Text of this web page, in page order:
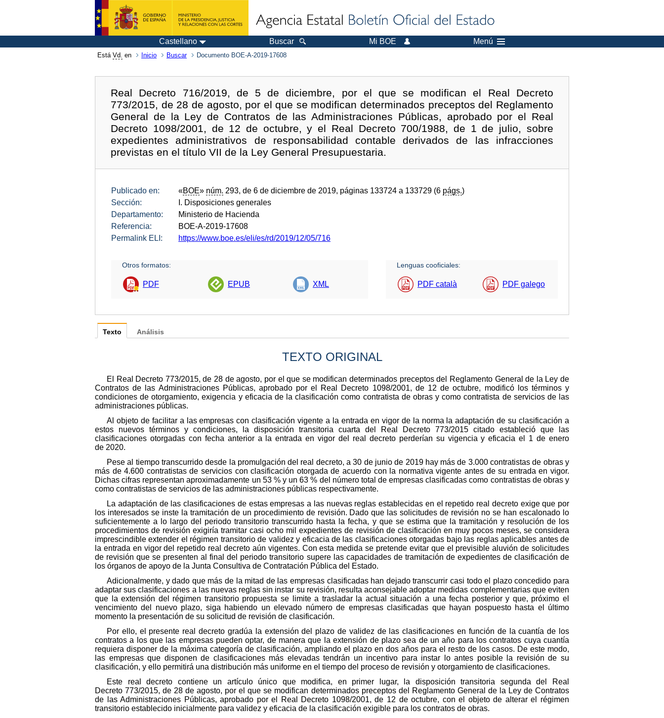
Castellano Buscar Mi BOE Menú
Está Vd. en Inicio Buscar Documento BOE-A-2019-17608
Real Decreto 716/2019, de 5 de diciembre, por el que se modifican el Real Decreto
773/2015, de 28 de agosto, por el que se modifican determinados preceptos del Reglamento
General de la Ley de Contratos de las Administraciones Públicas, aprobado por el Real
Decreto 1098/2001, de 12 de octubre, y el Real Decreto 700/1988, de 1 de julio, sobre
expedientes administrativos de responsabilidad contable derivados de las infracciones
previstas en el título VII de la Ley General Presupuestaria.
Publicado en: «BOE» núm. 293, de 6 de diciembre de 2019, páginas 133724 a 133729 (6 págs.)
Sección:
I. Disposiciones generales
Departamento:
Ministerio de Hacienda
Referencia:
BOE-A-2019-17608
Permalink ELI:
https://www.boe.es/eli/es/rd/2019/12/05/716
Otros formatos:
PDF EPUB XML
Lenguas cooficiales:
PDF català PDF galego
Texto
TEXTO ORIGINAL
El Real Decreto 773/2015, de 28 de agosto, por el que se modifican determinados preceptos del Reglamento General de la Ley de
Contratos de las Administraciones Públicas, aprobado por el Real Decreto 1098/2001, de 12 de octubre, modificó los términos y
condiciones de otorgamiento, exigencia y eficacia de la clasificación como contratista de obras y como contratista de servicios de las
administraciones públicas.
Al objeto de facilitar a las empresas con clasificación vigente a la entrada en vigor de la norma la adaptación de su clasificación a
estos nuevos términos y condiciones, la disposición transitoria cuarta del Real Decreto 773/2015 citado estableció que las
clasificaciones otorgadas con fecha anterior a la entrada en vigor del real decreto perderían su vigencia y eficacia el 1 de enero
de 2020.
Pese al tiempo transcurrido desde la promulgación del real decreto, a 30 de junio de 2019 hay más de 3.000 contratistas de obras y
más de 4.600 contratistas de servicios con clasificación otorgada de acuerdo con la normativa vigente antes de su entrada en vigor.
Dichas cifras representan aproximadamente un 53 % y un 63 % del número total de empresas clasificadas como contratistas de obras y
como contratistas de servicios de las administraciones públicas respectivamente.
La adaptación de las clasificaciones de estas empresas a las nuevas reglas establecidas en el repetido real decreto exige que por
los interesados se inste la tramitación de un procedimiento de revisión. Dado que las solicitudes de revisión no se han escalonado lo
suficientemente a lo largo del periodo transitorio transcurrido hasta la fecha, y que se estima que la tramitación y resolución de los
procedimientos de revisión exigiría tramitar casi ocho mil expedientes de revisión de clasificación en muy pocos meses, se considera
imprescindible extender el régimen transitorio de validez y eficacia de las clasificaciones otorgadas bajo las reglas aplicables antes de
la entrada en vigor del repetido real decreto aún vigentes. Con esta medida se pretende evitar que el previsible aluvión de solicitudes
de revisión que se presenten al final del periodo transitorio supere las capacidades de tramitación de expedientes de clasificación de
los órganos de apoyo de la Junta Consultiva de Contratación Pública del Estado.
Adicionalmente, y dado que más de la mitad de las empresas clasificadas han dejado transcurrir casi todo el plazo concedido para
adaptar sus clasificaciones a las nuevas reglas sin instar su revisión, resulta aconsejable adoptar medidas complementarias que eviten
que la extensión del régimen transitorio propuesta se limite a trasladar la actual situación a una fecha posterior y que, próximo el
vencimiento del nuevo plazo, siga habiendo un elevado número de empresas clasificadas que hayan pospuesto hasta el último
momento la presentación de su solicitud de revisión de clasificación.
Por ello, el presente real decreto gradúa la extensión del plazo de validez de las clasificaciones en función de la cuantía de los
contratos a los que las empresas pueden optar, de manera que la extensión de plazo sea de un año para los contratos cuya cuantía
requiera disponer de la máxima categoría de clasificación, ampliando el plazo en dos años para el resto de los casos. De este modo,
las empresas que disponen de clasificaciones más elevadas tendrán un incentivo para instar lo antes posible la revisión de su
clasificación, y ello permitirá una distribución más uniforme en el tiempo del proceso de revisión y otorgamiento de clasificaciones.
Este real decreto contiene un artículo único que modifica, en primer lugar, la disposición transitoria segunda del Real
Decreto 773/2015, de 28 de agosto, por el que se modifican determinados preceptos del Reglamento General de la Ley de Contratos
de las Administraciones Públicas, aprobado por el Real Decreto 1098/2001, de 12 de octubre, con el objeto de alterar el régimen
transitorio establecido inicialmente para validez y eficacia de la clasificación exigible para los contratos de obras.
Análisis